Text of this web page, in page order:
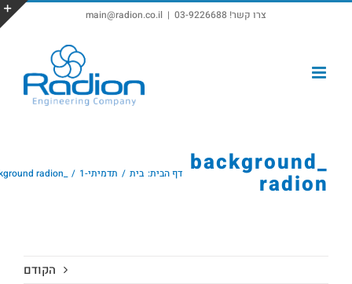
צרו קשר! 03-9226688 |
main@radion.co.il
_background
radion דף הבית: בית תדמיתי-1 _background radion
הקודם